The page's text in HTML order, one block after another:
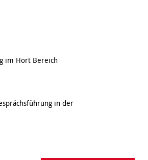
im Hort Bereich
in der